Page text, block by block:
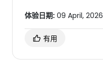
体验日期: 09 April, 2026
有用